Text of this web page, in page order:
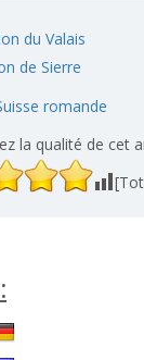
du Valais
de Sierre
romande
la qualité de cet